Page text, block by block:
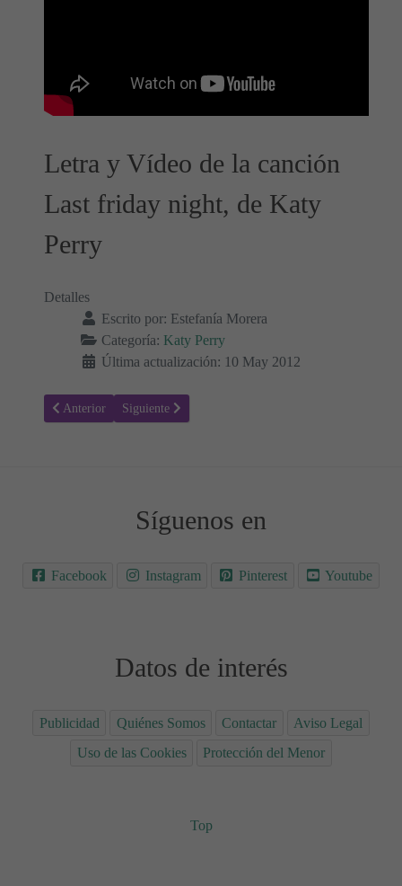
Letra y Vídeo de la canción
Last friday night, de Katy
Perry
Detalles
Escrito por: Estefanía Morera
Categoría: Katy Perry
Última actualización: 10 May 2012
Artículo anterior: Hot N cold - Katy Perry, Letra y Vídeo de la
Anterior Artículo siguiente: Firework - Katy Perry, Letra y
Siguiente
Síguenos en
Facebook Instagram Pinterest Youtube
Datos de interés
Publicidad Quiénes Somos Contactar
Aviso Legal
Uso de las Cookies
Protección del Menor
Top